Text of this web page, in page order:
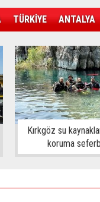
TÜRKİYE ANTALYA
SAĞLIK
Kırkgöz su
koruma